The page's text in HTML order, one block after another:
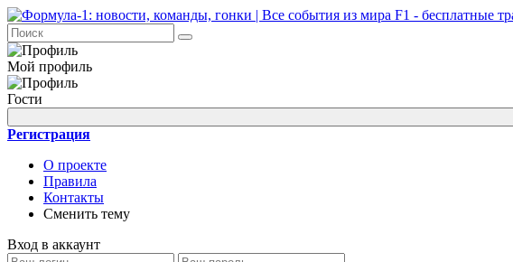
Мой профиль
Гости
Регистрация
О проекте
Правила
Контакты
Сменить тему
Вход в аккаунт